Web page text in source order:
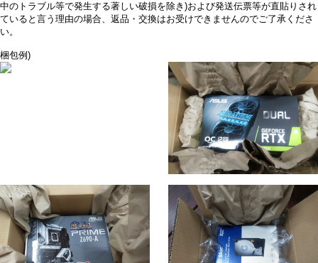
中のトラブル等で発生する著しい破損を除き)および発送伝票等が直貼りされ
ていると言う理由の場合、返品・交換はお受けできませんのでご了承くださ
い。
梱包例)